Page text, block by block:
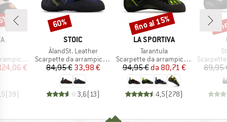
ridotto
€
(39)
MARCHIO
STOIC
Articolo
ÅlandSt. Leather
Gruppo di prodotti
Scarpette da arrampicata
Prezzo
84,95 €Prezzo ridotto
33,98 €
3,6(13)
Sconto
60%
MARCHIO
LA SPORTIVA
Articolo
Tarantula
Gruppo di prodotti
Scarpette da arrampicata
Prezzo
94,95 € Prezzo ridotto
da 80,71 €
4,5(278)
Sconto
fino al 15%
Gruppo
Scarpette
89,95